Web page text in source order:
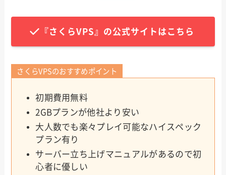
『さくらVPS』の公式サイトはこちら
さくらVPSのおすすめポイント
初期費用無料
2GBプランが他社より安い
大人数でも楽々プレイ可能なハイスペック
プラン有り
サーバー立ち上げマニュアルがあるので初
心者に優しい